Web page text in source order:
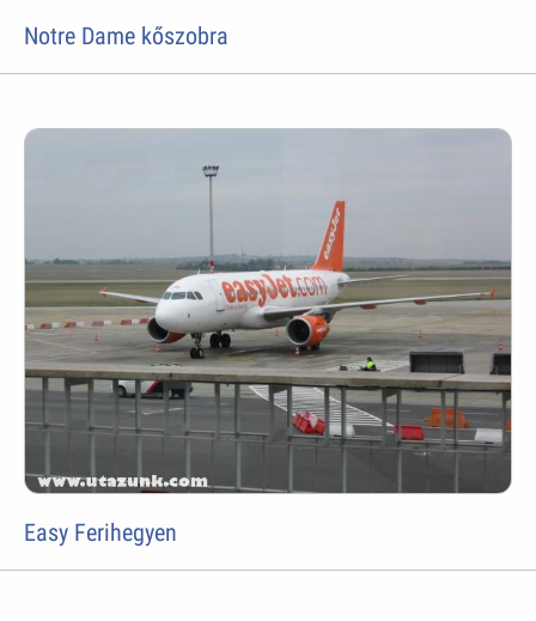
Notre Dame kőszobra
Easy Ferihegyen